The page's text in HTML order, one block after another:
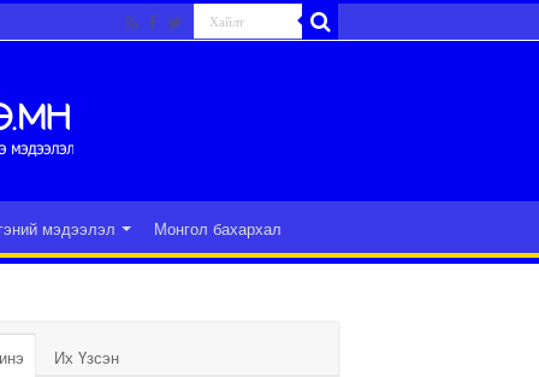
мэдээлэл Монгол бахархал
Их Үзсэн